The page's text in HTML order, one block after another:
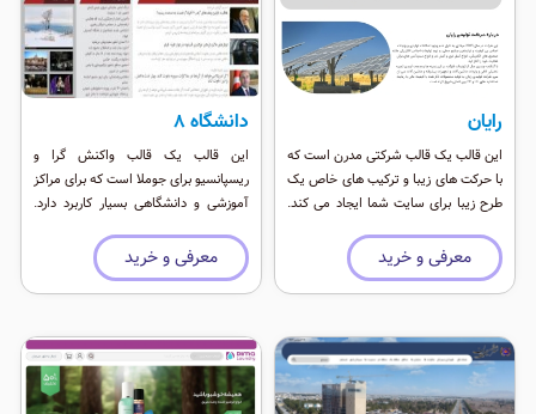
رایان
این قالب یک قالب شرکتی مدرن است که
با حرکت های زیبا و ترکیب های خاص یک
طرح زیبا برای سایت شما ایجاد می کند.
بر روی وردپرس نسخه اخر و جوملا قابل
ارایه می باشد.
معرفی و خرید
دانشگاه 8
این قالب یک قالب واکنش گرا و
ریسپانسیو برای جوملا است که برای مراکز
آموزشی و دانشگاهی بسیار کاربرد دارد.
دارد که از هماهنگی خاصی در پالت رنگ
خود برخوردار است. این قالب بسیار زیبا
دارا موقعیت ماژول فراوان و سازگار با
معرفی و خرید